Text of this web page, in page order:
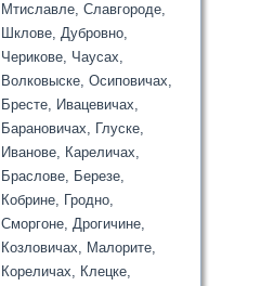
Мтиславле, Славгороде,
Шклове, Дубровно,
Черикове, Чаусах,
Волковыске, Осиповичах,
Бресте, Ивацевичах,
Барановичах, Глуске,
Иванове, Кареличах,
Браслове, Березе,
Кобрине, Гродно,
Сморгоне, Дрогичине,
Козловичах, Малорите,
Кореличах, Клецке,